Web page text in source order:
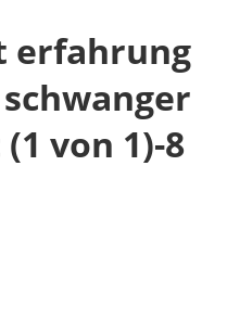
erfahrung
von 1)-8